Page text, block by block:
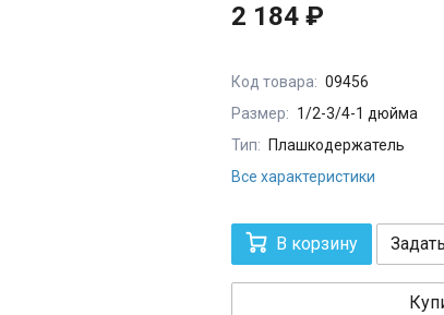
2 184 ₽
Код товара: 09456
Размер: 1/2-3/4-1 дюйма
Тип:
Плашкодержатель
Все характеристики
В корзину